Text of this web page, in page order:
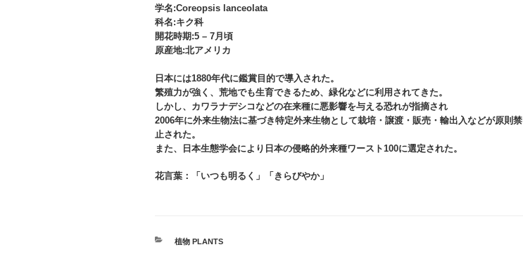
学名:Coreopsis lanceolata
科名:キク科
開花時期:5 – 7月頃
原産地:北アメリカ
日本には1880年代に鑑賞目的で導入された。
繁殖力が強く、荒地でも生育できるため、緑化などに利用されてきた。
しかし、カワラナデシコなどの在来種に悪影響を与える恐れが指摘され
2006年に外来生物法に基づき特定外来生物として栽培・譲渡・販売・輸出入などが原則禁
止された。
また、日本生態学会により日本の侵略的外来種ワースト100に選定された。
花言葉：「いつも明るく」「きらびやか」
カ
植物 PLANTS